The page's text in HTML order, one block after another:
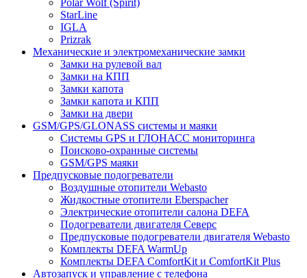
Polar Wolf (Spirit)
StarLine
IGLA
Prizrak
Механические и электромеханические замки
Замки на рулевой вал
Замки на КПП
Замки капота
Замки капота и КПП
Замки на двери
GSM/GPS/GLONASS системы и маяки
Системы GPS и ГЛОНАСС мониторинга
Поисково-охранные системы
GSM/GPS маяки
Предпусковые подогреватели
Воздушные отопители Webasto
Жидкостные отопители Eberspacher
Электрические отопители салона DEFA
Подогреватели двигателя Северс
Предпусковые подогреватели двигателя Webasto
Комплекты DEFA WarmUp
Комплекты DEFA ComfortKit и ComfortKit Plus
Автозапуск и управление с телефона